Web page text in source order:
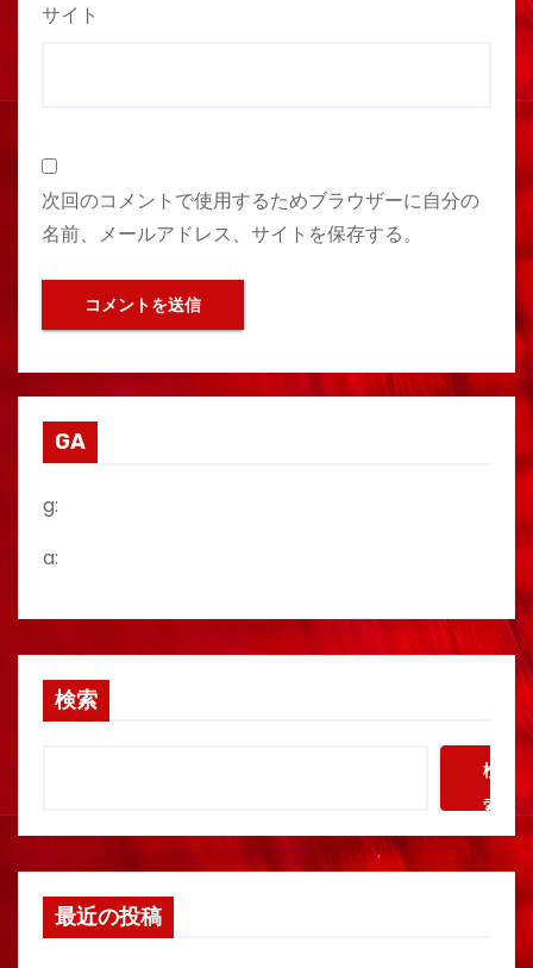
サイト
次回のコメントで使用するためブラウザーに自分の
名前、メールアドレス、サイトを保存する。
GA
g:
a:
検索
検
索
最近の投稿